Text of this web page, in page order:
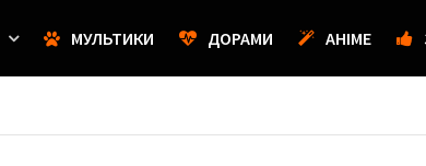
МУЛЬТИКИ ДОРАМИ АНІМЕ